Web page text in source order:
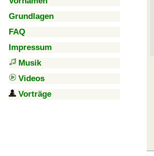
Grundlagen
FAQ
Impressum
Musik
Videos
Vorträge